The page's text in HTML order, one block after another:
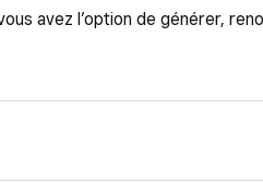
avez l’option de générer,